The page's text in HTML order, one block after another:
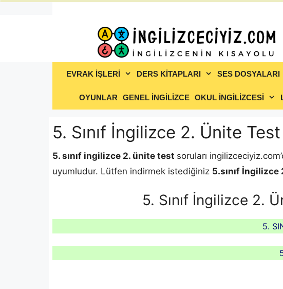
EVRAK İŞLERİ DERS KİTAPLARI SES DOSYALARI
OYUNLAR GENEL İNGİLİZCE OKUL İNGİLİZCESİ
5. Sınıf İngilizce 2. Ünite Test
5. sınıf ingilizce 2. ünite test soruları
uyumludur. Lütfen indirmek istediğiniz 5.sınıf İngilizce
5. Sınıf İngilizce 2.
5.